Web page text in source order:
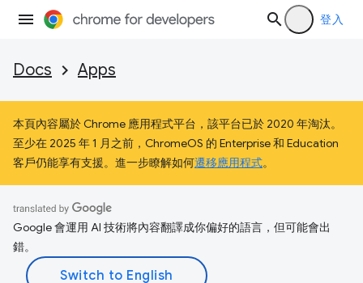
登入
Docs Apps
本頁內容屬於 Chrome 應用程式平台，該平台已於 2020 年淘汰。
至少在 2025 年 1 月之前，ChromeOS 的 Enterprise 和 Education
客戶仍能享有支援。進一步瞭解如何遷移應用程式。
Google 會運用 AI 技術將內容翻譯成你偏好的語言，但可能會出
錯。